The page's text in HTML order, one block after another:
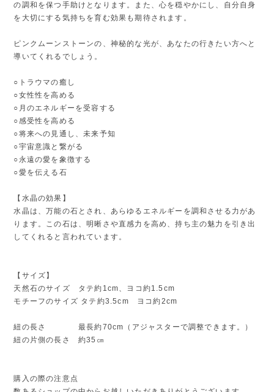
の調和を保つ手助けとなります。また、心を穏やかにし、自分自身
を大切にする気持ちを育む効果も期待されます。
ピンクムーンストーンの、神秘的な光が、あなたの行きたい方へと
導いてくれるでしょう。
○トラウマの癒し
○女性性を高める
○月のエネルギーを受容する
○感受性を高める
○将来への見通し、未来予知
○宇宙意識と繋がる
○永遠の愛を象徴する
○愛を伝える石
【水晶の効果】
水晶は、万能の石とされ、あらゆるエネルギーを調和させる力があ
ります。この石は、明晰さや直感力を高め、持ち主の魅力を引き出
してくれると言われています。
【サイズ】
天然石のサイズ タテ約1cm、ヨコ約1.5cm
モチーフのサイズ タテ約3.5cm ヨコ約2cm
紐の長さ 最長約70cm（アジャスターで調整できます。）
紐の片側の長さ 約35㎝
購入の際の注意点